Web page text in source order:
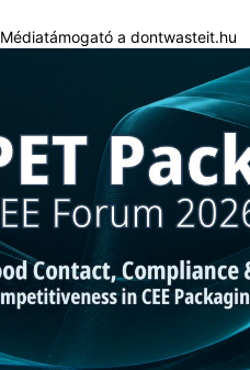
Médiatámogató a dontwasteit.hu